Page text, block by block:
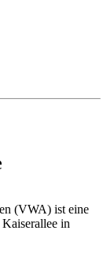
(VWA) ist eine
in